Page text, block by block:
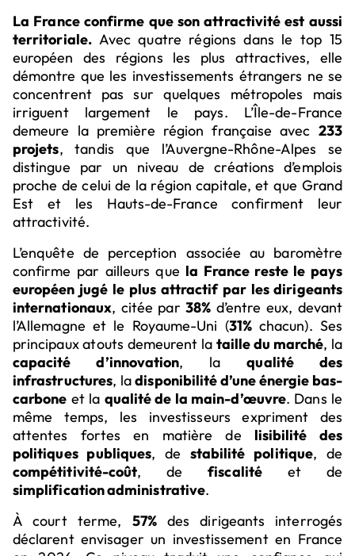
La France confirme que son attractivité est aussi
territoriale.Avec quatre régions dans le top 15
européen des régions les plus attractives, elle
démontre que les investissements étrangers ne se
concentrent pas sur quelques métropoles mais
irriguent largement le pays. L’Île-de-France
demeure la première région française avec 233
projets, tandis que l’Auvergne-Rhône-Alpes se
distingue par un niveau de créations d’emplois
proche de celui de la région capitale, et que Grand
Est et les Hauts-de-France confirment leur
attractivité.
L’enquête de perception associée au baromètre
confirme par ailleurs que la France reste le pays
européen jugé le plus attractif par les dirigeants
internationaux, citée par38% d’entre eux, devant
l’Allemagne et le Royaume-Uni (31%chacun). Ses
principaux atouts demeurent la taille du marché, la
capacité d’innovation, laqualité des
infrastructures, ladisponibilité d’une énergie bas-
carbone et la qualité de la main-d’œuvre. Dans le
même temps, les investisseurs expriment des
attentes fortes en matière de lisibilité des
politiques publiques, de stabilité politique, de
compétitivité-coût, defiscalitéet de
simplification administrative.
À court terme, 57%des dirigeants interrogés
déclarent envisager un investissement en France